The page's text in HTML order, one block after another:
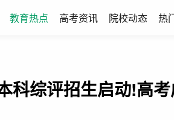
教育热点 高考资讯 院校动态 热
科综评招生启动!高